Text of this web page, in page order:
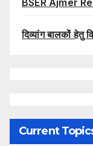
दिव्यांग बालकों हेतु
Current